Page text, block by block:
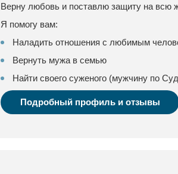
Верну любовь и поставлю защиту на всю
Я помогу вам:
Наладить отношения с любимым
Вернуть мужа в семью
Найти своего суженого (мужчину по
Подробный профиль и отзывы